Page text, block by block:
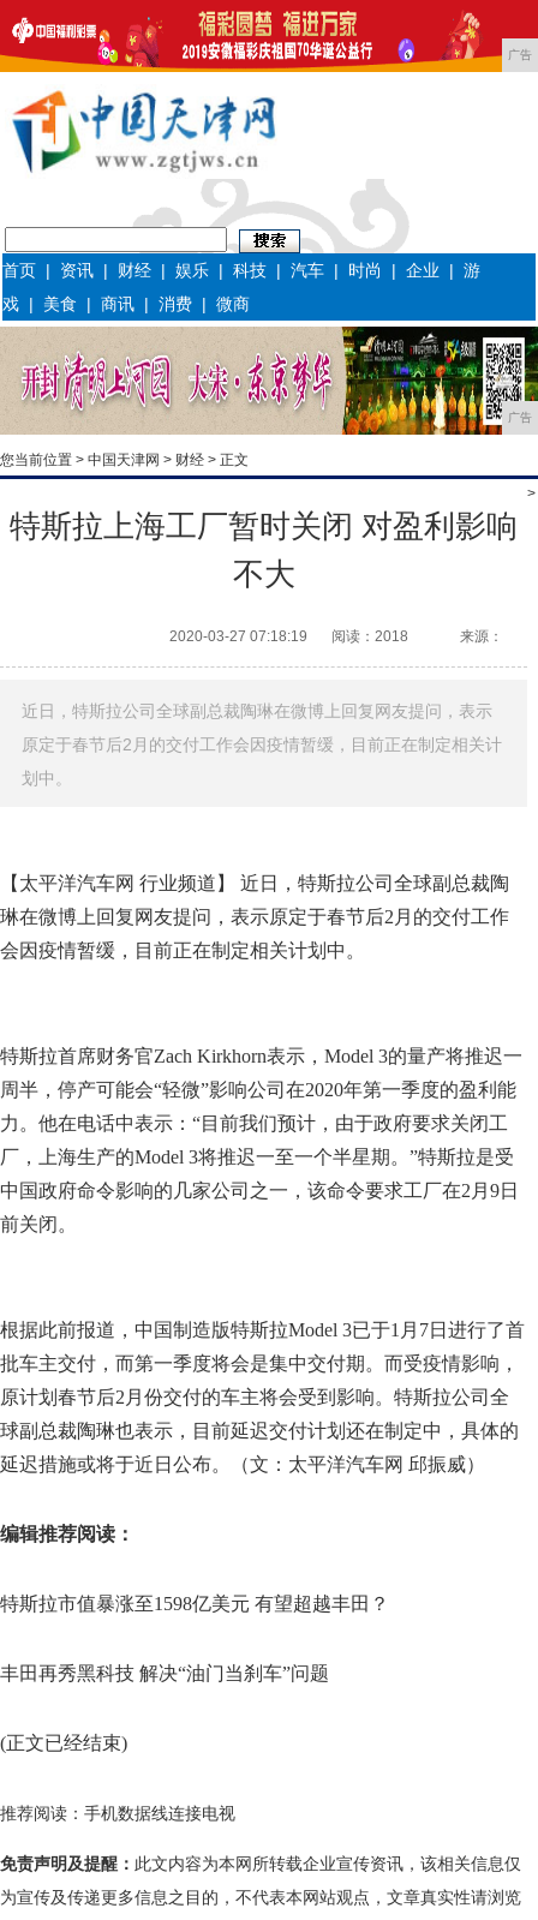
广告
首页 | 资讯 | 财经 |娱乐 |科技 |汽车 | 时尚 |企业 |游
戏 | 美食 |商讯 |消费 |微商
广告
您当前位置 > 中国天津网 > 财经 > 正文
>
特斯拉上海工厂暂时关闭 对盈利影响
不大
2020-03-27 07:18:19 阅读：2018 来源：
近日，特斯拉公司全球副总裁陶琳在微博上回复网友提问，表示
原定于春节后2月的交付工作会因疫情暂缓，目前正在制定相关计
划中。
【太平洋汽车网 行业频道】 近日，特斯拉公司全球副总裁陶
琳在微博上回复网友提问，表示原定于春节后2月的交付工作
会因疫情暂缓，目前正在制定相关计划中。
特斯拉首席财务官Zach Kirkhorn表示，Model 3的量产将推迟一
周半，停产可能会“轻微”影响公司在2020年第一季度的盈利能
力。他在电话中表示：“目前我们预计，由于政府要求关闭工
厂，上海生产的Model 3将推迟一至一个半星期。”特斯拉是受
中国政府命令影响的几家公司之一，该命令要求工厂在2月9日
前关闭。
根据此前报道，中国制造版特斯拉Model 3已于1月7日进行了首
批车主交付，而第一季度将会是集中交付期。而受疫情影响，
原计划春节后2月份交付的车主将会受到影响。特斯拉公司全
球副总裁陶琳也表示，目前延迟交付计划还在制定中，具体的
延迟措施或将于近日公布。（文：太平洋汽车网 邱振威）
编辑推荐阅读：
特斯拉市值暴涨至1598亿美元 有望超越丰田？
丰田再秀黑科技 解决“油门当刹车”问题
(正文已经结束)
推荐阅读： 手机数据线连接电视
免责声明及提醒： 此文内容为本网所转载企业宣传资讯，该相关信息仅
为宣传及传递更多信息之目的，不代表本网站观点，文章真实性请浏览